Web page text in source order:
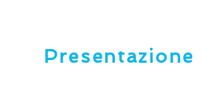
Presentazione